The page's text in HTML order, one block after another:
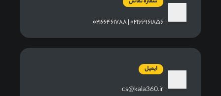
۰۲۱۶۶۹۶۱۸۵۶ | ۰۲۱۶۶۴۶۱۷۸۸
ایمیل
cs@kala360.ir